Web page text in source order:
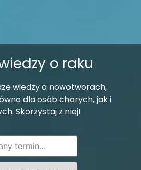
o raku
wiedzy o nowotworach,
dla osób chorych, jak i
Skorzystaj z niej!